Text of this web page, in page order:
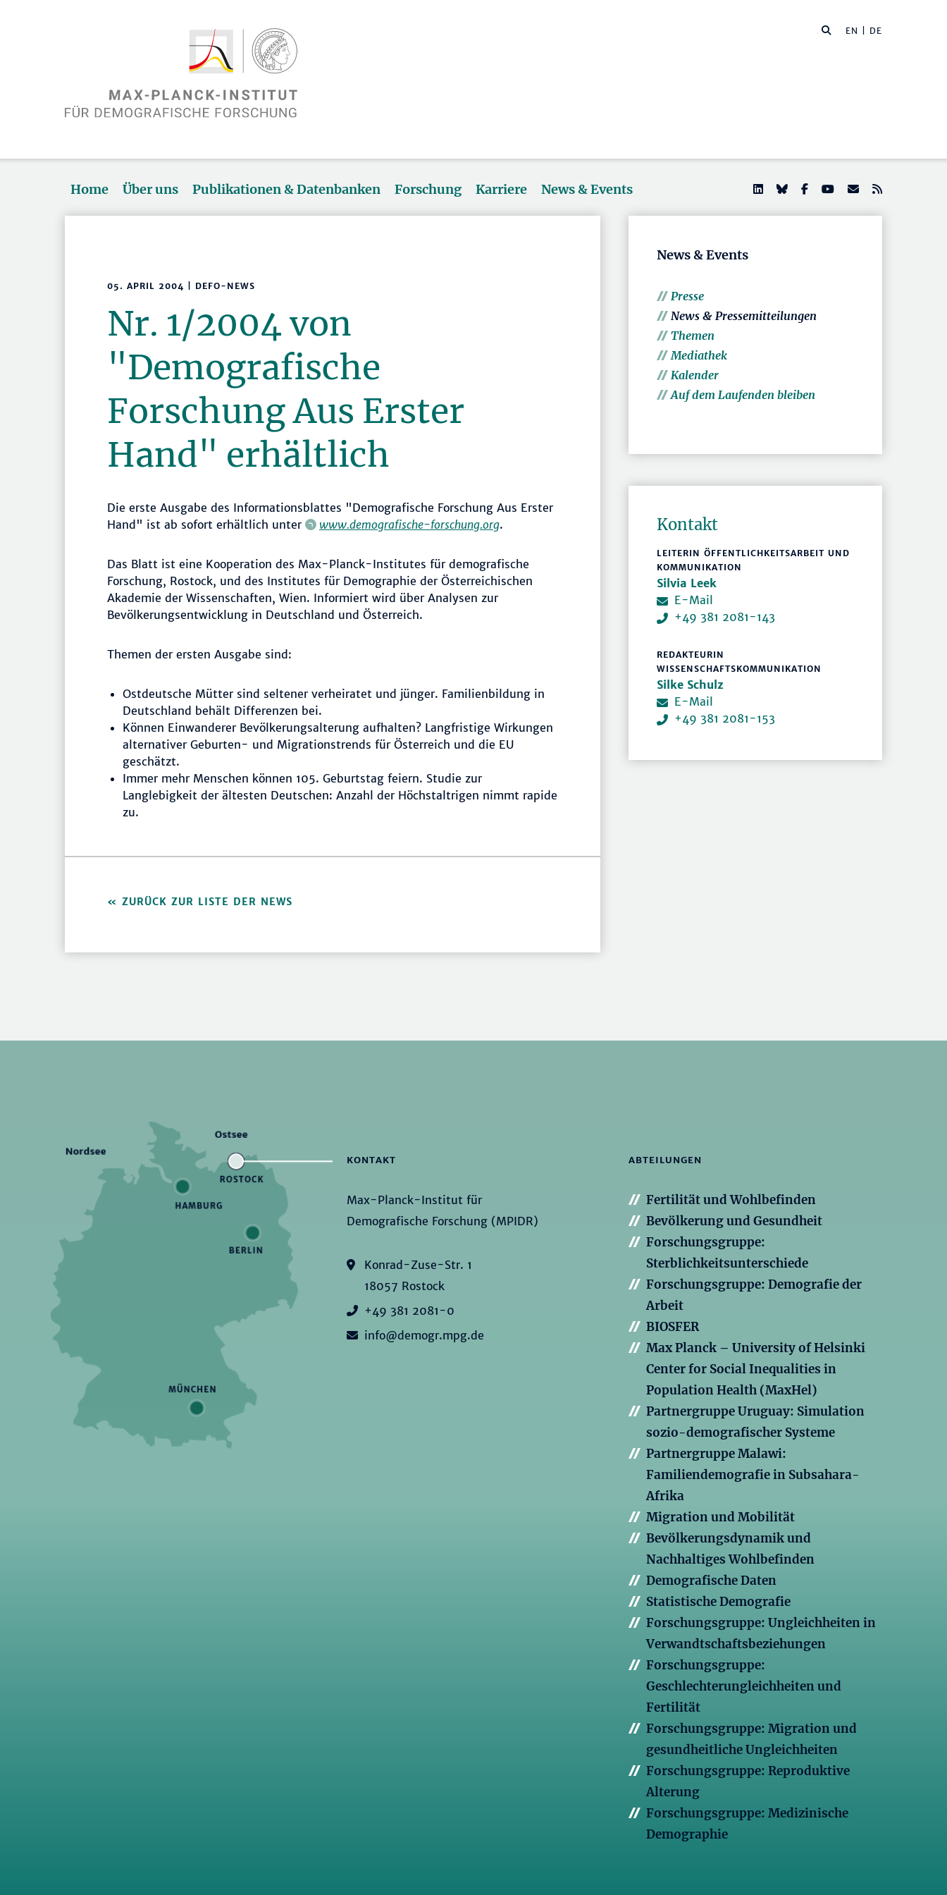
EN | DE
Home Über uns Publikationen & Datenbanken Forschung Karriere News & Events
05. APRIL 2004 | DEFO-NEWS
Nr. 1/2004 von
"Demografische
Forschung Aus Erster
Hand" erhältlich
Die erste Ausgabe des Informationsblattes "Demografische Forschung Aus Erster
Hand" ist ab sofort erhältlich unter
www.demografische-forschung.org.
Das Blatt ist eine Kooperation des Max-Planck-Institutes für demografische
Forschung, Rostock, und des Institutes für Demographie der Österreichischen
Akademie der Wissenschaften, Wien. Informiert wird über Analysen zur
Bevölkerungsentwicklung in Deutschland und Österreich.
Themen der ersten Ausgabe sind:
Ostdeutsche Mütter sind seltener verheiratet und jünger. Familienbildung in
Deutschland behält Differenzen bei.
Können Einwanderer Bevölkerungsalterung aufhalten? Langfristige Wirkungen
alternativer Geburten- und Migrationstrends für Österreich und die EU
geschätzt.
Immer mehr Menschen können 105. Geburtstag feiern. Studie zur
Langlebigkeit der ältesten Deutschen: Anzahl der Höchstaltrigen nimmt rapide
zu.
ZURÜCK ZUR LISTE DER NEWS
News & Events
Presse
News & Pressemitteilungen
Themen
Mediathek
Kalender
Auf dem Laufenden bleiben
Kontakt
LEITERIN ÖFFENTLICHKEITSARBEIT UND
KOMMUNIKATION
Silvia Leek
E-Mail
+49 381 2081-143
REDAKTEURIN
WISSENSCHAFTSKOMMUNIKATION
Silke Schulz
E-Mail
+49 381 2081-153
KONTAKT
Max-Planck-Institut für
Demografische Forschung (MPIDR)
Konrad-Zuse-Str. 1
18057 Rostock
+49 381 2081-0
info@demogr.mpg.de
ABTEILUNGEN
Fertilität und Wohlbefinden
Bevölkerung und Gesundheit
Forschungsgruppe:
Sterblichkeitsunterschiede
Forschungsgruppe: Demografie der
Arbeit
BIOSFER
Max Planck – University of Helsinki
Center for Social Inequalities in
Population Health (MaxHel)
Partnergruppe Uruguay: Simulation
sozio-demografischer Systeme
Partnergruppe Malawi:
Familiendemografie in Subsahara-
Afrika
Migration und Mobilität
Bevölkerungsdynamik und
Nachhaltiges Wohlbefinden
Demografische Daten
Statistische Demografie
Forschungsgruppe: Ungleichheiten in
Verwandtschaftsbeziehungen
Forschungsgruppe:
Geschlechterungleichheiten und
Fertilität
Forschungsgruppe: Migration und
gesundheitliche Ungleichheiten
Forschungsgruppe: Reproduktive
Alterung
Forschungsgruppe: Medizinische
Demographie